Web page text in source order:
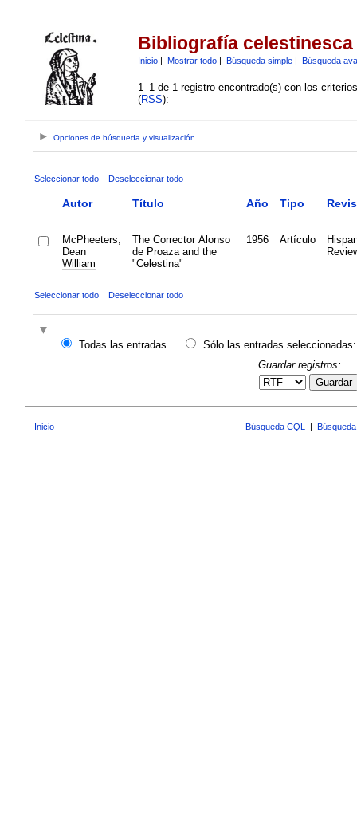
Bibliografía celestinesca
Inicio| Mostrar todo| Búsqueda simple| Búsqueda
1–1 de 1 registro encontrado(s) con los
(RSS):
Opciones de búsqueda y visualización
Seleccionar todo Deseleccionar todo
Autor Título Año Tipo
McPheeters,
Dean
William
The Corrector Alonso
de Proaza and the
"Celestina"
1956 Artículo
Seleccionar todo Deseleccionar todo
Todas las entradas
Sólo las entradas seleccionadas:
Guardar registros:
Guardar
Inicio Búsqueda CQL